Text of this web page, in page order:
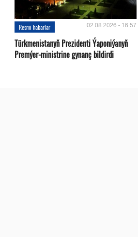
Resmi habarlar 02.08.2026 - 16:57
Türkmenistanyň Prezidenti Ýaponiýanyň
Premýer-ministrine gynanç bildirdi